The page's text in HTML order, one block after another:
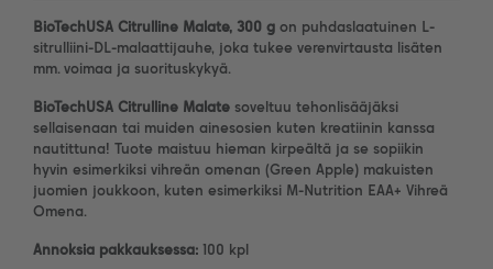
BioTechUSA Citrulline Malate, 300 g on puhdaslaatuinen L-
sitrulliini-DL-malaattijauhe, joka tukee verenvirtausta lisäten
mm. voimaa ja suorituskykyä.
BioTechUSA Citrulline Malate soveltuu tehonlisääjäksi
sellaisenaan tai muiden ainesosien kuten kreatiinin kanssa
nautittuna! Tuote maistuu hieman kirpeältä ja se sopiikin
hyvin esimerkiksi vihreän omenan (Green Apple) makuisten
juomien joukkoon, kuten esimerkiksi M-Nutrition EAA+ Vihreä
Omena.
Annoksia pakkauksessa: 100 kpl